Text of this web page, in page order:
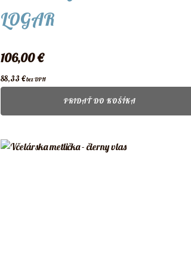
LOGAR
106,00€
88,33€bez DPH
PRIDAŤ DO KOŠÍKA